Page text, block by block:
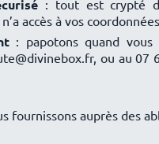
: tout est crypté
accès à vos
: papotons quand vous
ou au 07
fournissons auprès des